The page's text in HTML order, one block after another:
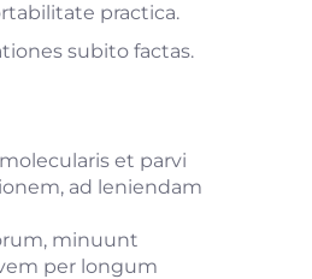
practica.
subito factas.
et parvi
ad leniendam
minuunt
per longum